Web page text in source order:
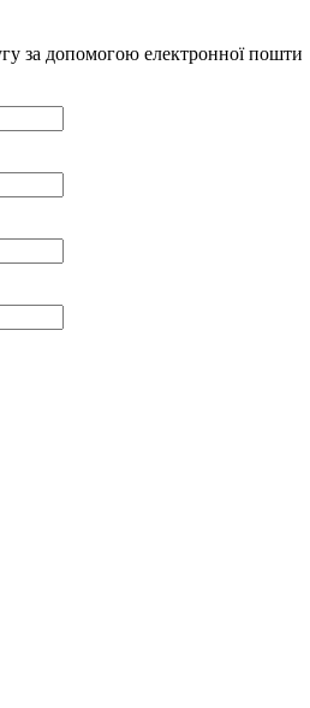
за допомогою електронної пошти